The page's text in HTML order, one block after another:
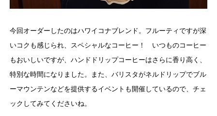
今回オーダーしたのはハワイコナブレンド。フルーティですが深
いコクも感じられ、スペシャルなコーヒー！ いつものコーヒー
もおいしいですが、ハンドドリップコーヒーはさらに香り高く、
特別な時間になりました。また、バリスタがネルドリップでブル
ーマウンテンなどを提供するイベントも開催しているので、チェ
ックしてみてくださいね。